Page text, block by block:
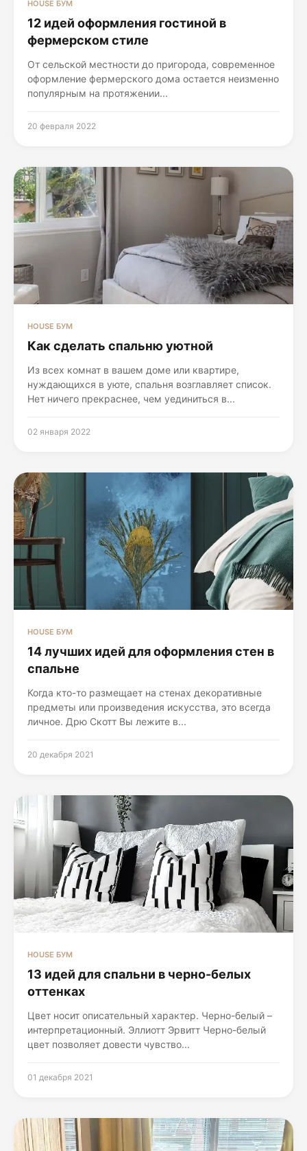
HOUSE БУМ
12 идей оформления гостиной в
фермерском стиле
От сельской местности до пригорода, современное
оформление фермерского дома остается неизменно
популярным на протяжении...
20 февраля 2022
HOUSE БУМ
Как сделать спальню уютной
Из всех комнат в вашем доме или квартире,
нуждающихся в уюте, спальня возглавляет список.
Нет ничего прекраснее, чем уединиться в...
02 января 2022
HOUSE БУМ
14 лучших идей для оформления стен в
спальне
Когда кто-то размещает на стенах декоративные
предметы или произведения искусства, это всегда
личное. Дрю Скотт Вы лежите в...
20 декабря 2021
HOUSE БУМ
13 идей для спальни в черно-белых
оттенках
Цвет носит описательный характер. Черно-белый –
интерпретационный. Эллиотт Эрвитт Черно-белый
цвет позволяет довести чувство...
01 декабря 2021